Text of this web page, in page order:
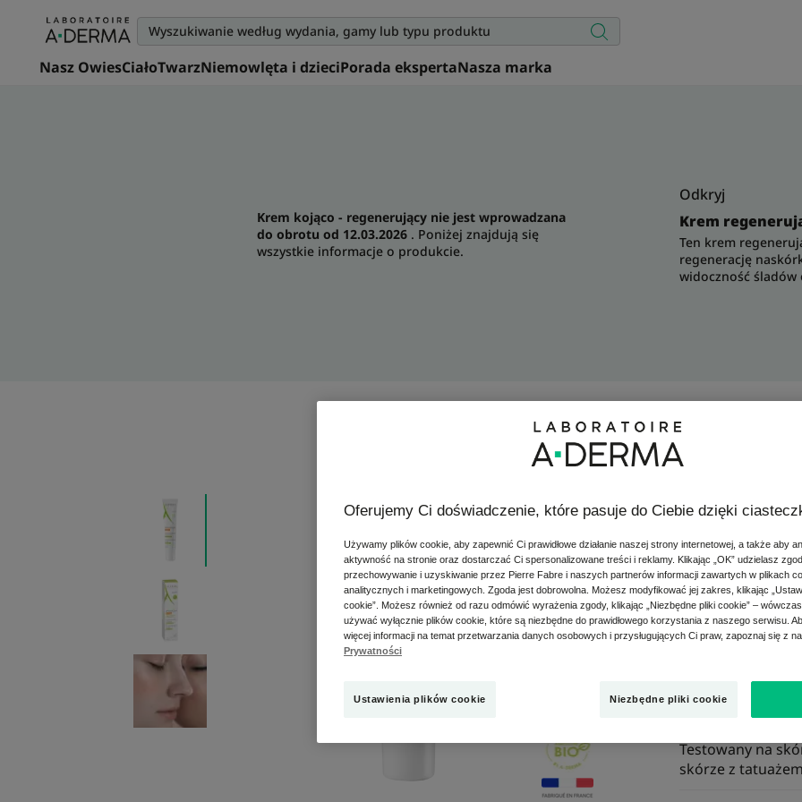
Nasz OwiesCiałoTwarzNiemowlęta i dzieciPorada ekspertaNasza marka
Krem kojąco - regenerujący nie jest wprowadzana
do obrotu od 12.03.2026 . Poniżej znajdują się
wszystkie informacje o produkcie.
Odkryj
Krem
Ten krem
regenerację
widoczność śladów
EPITHELIALE
Krem
Regeneruje -
śladów na
Kojąco-
regenerację
widoczność
skórze.
Testowany na
skórze z
Oferujemy Ci doświadczenie, które pasuje do Ciebie dzięki
Używamy plików cookie, aby zapewnić Ci prawidłowe działanie naszej strony internetowej, a także aby
aktywność na stronie oraz dostarczać Ci spersonalizowane treści i reklamy. Klikając „OK” udzielasz
przechowywanie i uzyskiwanie przez Pierre Fabre i naszych partnerów informacji zawartych w plikach
analitycznych i marketingowych. Zgoda jest dobrowolna. Możesz modyfikować jej zakres, klikając
cookie”. Możesz również od razu odmówić wyrażenia zgody, klikając „Niezbędne pliki cookie” –
używać wyłącznie plików cookie, które są niezbędne do prawidłowego korzystania z naszego serwisu.
więcej informacji na temat przetwarzania danych osobowych i przysługujących Ci praw, zapoznaj się z
Prywatności
Ustawienia plików cookie Niezbędne pliki cookie